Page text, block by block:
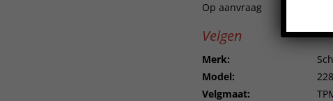
Op aanvraag
Velgen
Merk:
Model:
Velgmaat: